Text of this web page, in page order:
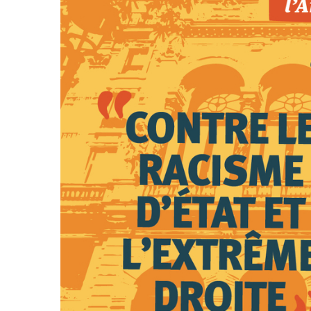
Université
2012
Université
d’été
2013
Université
d’été
2014
Université
d’été
Université
d’été
2016
Université
d’été
2017
Université
d’été
2018
Université
2019
Université
d’été
2020
Université
d’été
2021
Université